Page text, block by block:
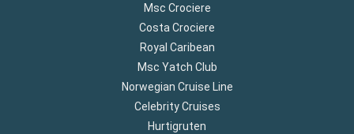
Msc Crociere
Costa Crociere
Royal Caribean
Msc Yatch Club
Norwegian Cruise Line
Celebrity Cruises
Hurtigruten